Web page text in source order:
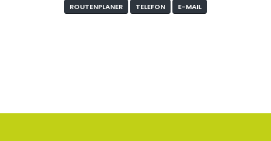
ROUTENPLANER TELEFON E-MAIL